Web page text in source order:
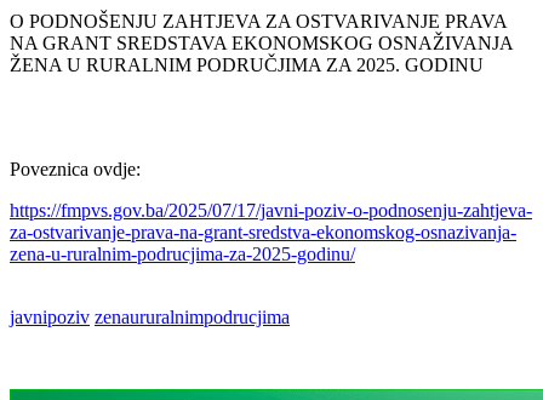
O PODNOŠENJU ZAHTJEVA ZA OSTVARIVANJE PRAVA
NA GRANT SREDSTAVA EKONOMSKOG OSNAŽIVANJA
ŽENA U RURALNIM PODRUČJIMA ZA 2025. GODINU
Poveznica ovdje:
https://fmpvs.gov.ba/2025/07/17/javni-poziv-o-podnosenju-zahtjeva-
za-ostvarivanje-prava-na-grant-sredstva-ekonomskog-osnazivanja-
zena-u-ruralnim-podrucjima-za-2025-godinu/
javnipoziv zenaururalnimpodrucjima